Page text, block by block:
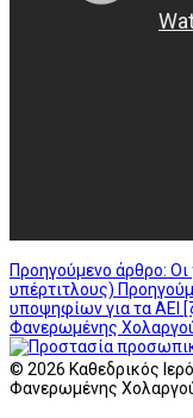
Προηγούμενο άρθρο: Οι
υπέρτιτλους)
υποψηφίων για τα ΑΕΙ
Φανερωμένης
© 2026 Καθεδρικός
Φανερωμένης